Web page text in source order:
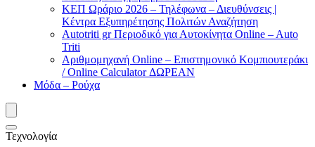
ΚΕΠ Ωράριο 2026 – Τηλέφωνα – Διευθύνσεις |
Κέντρα Εξυπηρέτησης Πολιτών Αναζήτηση
Autotriti gr Περιοδικό για Αυτοκίνητα Online – Auto
Triti
Αριθμομηχανή Online – Επιστημονικό Κομπιουτεράκι
/ Online Calculator ΔΩΡΕΑΝ
Μόδα – Ρούχα
Τεχνολογία